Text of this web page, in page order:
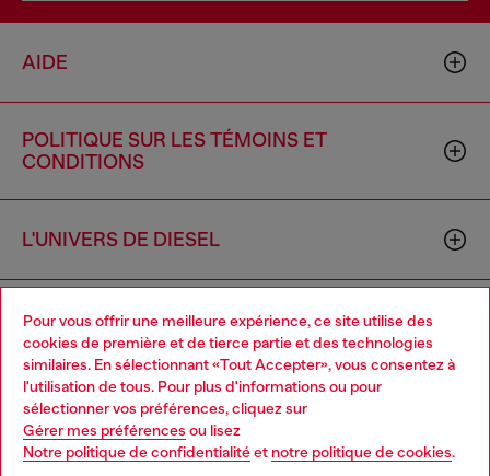
Pour vous offrir une meilleure expérience, ce site utilise des
cookies de première et de tierce partie et des technologies
similaires. En sélectionnant «Tout Accepter», vous consentez à
l'utilisation de tous. Pour plus d'informations ou pour
sélectionner vos préférences, cliquez sur
Gérer mes préférences ou lisez
Notre politique de confidentialitéet notre politique de cookies.
AIDE
POLITIQUE SUR LES TÉMOINS ET
CONDITIONS
L'UNIVERS DE DIESEL
ENTREPRISE
Choose your location
You are currently browsing Canada website, but it seems you
may be based in United States